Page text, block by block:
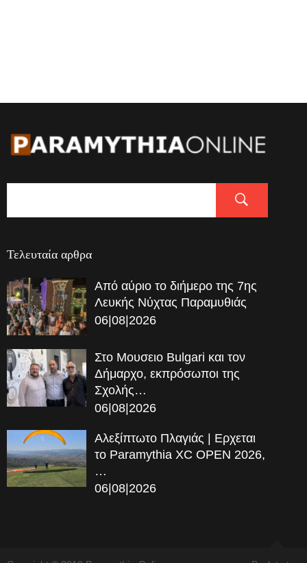
Τελευταία αρθρα
Από αύριο το διήμερο της 7ης
Λευκής Νύχτας Παραμυθιάς
06|08|2026
Στο Μουσειο Bulgari και τον
Δήμαρχο, εκπρόσωποι της
Σχολής…
06|08|2026
Αλεξίπτωτο Πλαγιάς | Ερχεται
το Paramythia XC OPEN 2026,
…
06|08|2026